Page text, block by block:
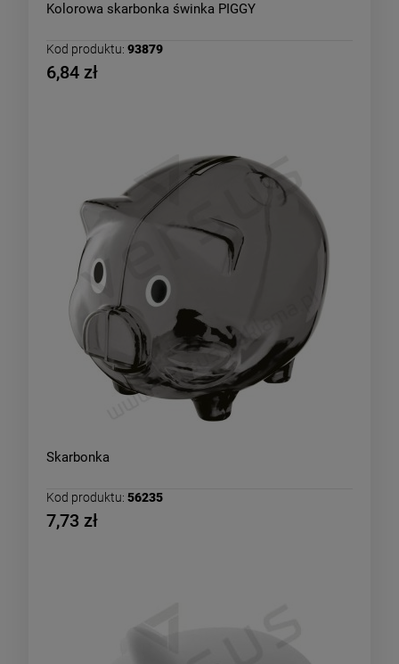
Kolorowa skarbonka świnka PIGGY
Kod produktu: 93879
6,84 zł
Skarbonka
Kod produktu: 56235
7,73 zł